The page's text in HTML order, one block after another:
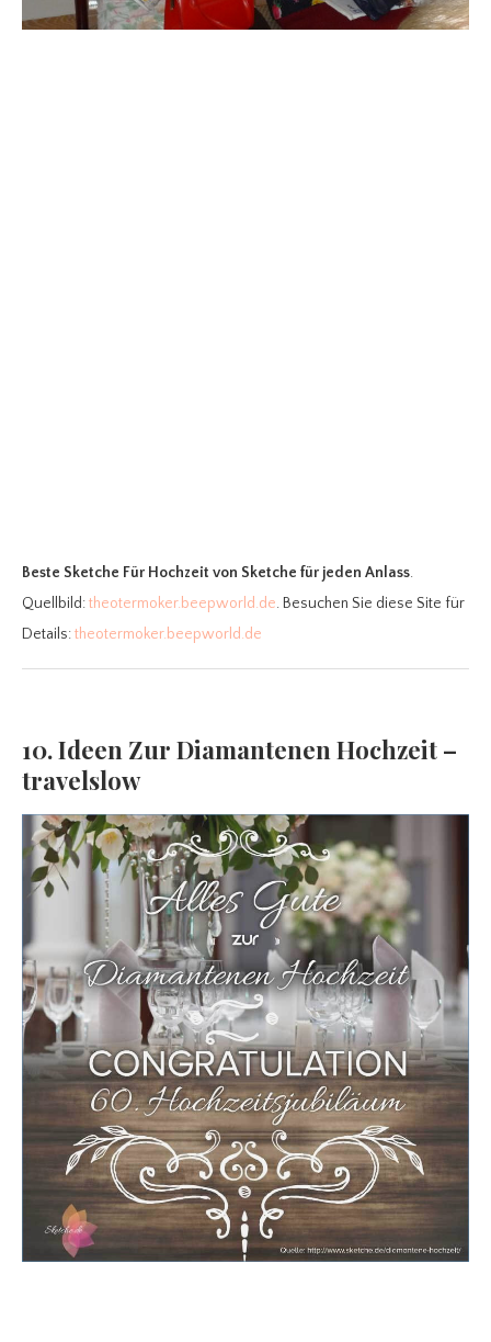
Beste Sketche Für Hochzeit von Sketche für jeden Anlass.
Quellbild:theotermoker.beepworld.de. Besuchen Sie diese Site für
Details:theotermoker.beepworld.de
10. Ideen Zur Diamantenen Hochzeit –
travelslow